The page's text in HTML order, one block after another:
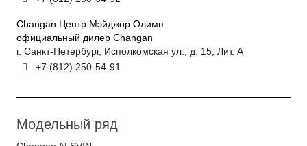
Changan Центр Мэйджор Олимп
официальный дилер Changan
г. Санкт-Петербург, Исполкомская ул., д. 15, Лит. А
+7 (812) 250-54-91
Модельный ряд